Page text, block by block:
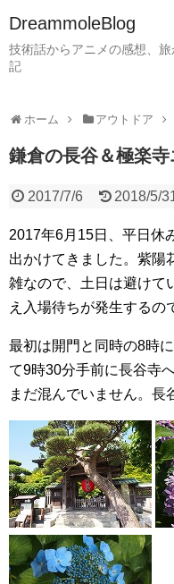
DreammoleBlog
技術話からアニメの感想、
記
ホーム アウトドア
鎌倉の長谷＆極楽
2017/7/6 2018/5/
2017年6月15日、平日休
出かけてきました。紫陽
雑なので、土日は避けて
え入場待ちが発生するの
最初は開門と同時の8時
て9時30分手前に長谷寺
まだ混んでいません。長